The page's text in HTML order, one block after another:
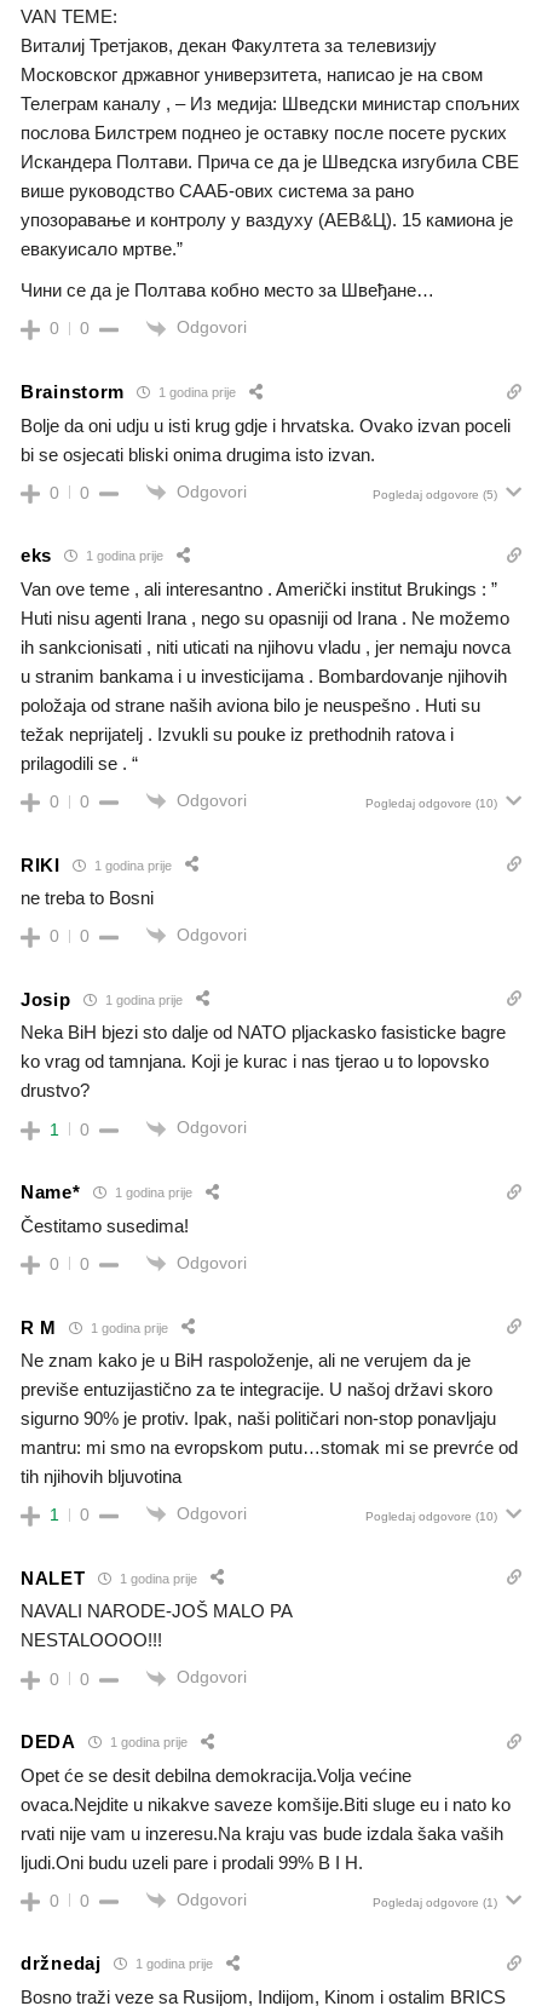
VAN TEME:
Виталиј Третјаков, декан Факултета за телевизију
Московског државног универзитета, написао је на свом
Телеграм каналу , – Из медија: Шведски министар спољних
послова Билстрем поднео је оставку после посете руских
Искандера Полтави. Прича се да је Шведска изгубила СВЕ
више руководство СААБ-ових система за рано
упозоравање и контролу у ваздуху (АЕВ&Ц). 15 камиона је
евакуисало мртве.”
Чини се да је Полтава кобно место за Швеђане…
0 0 Odgovori
Brainstorm 1 godina prije
Bolje da oni udju u isti krug gdje i hrvatska. Ovako izvan poceli
bi se osjecati bliski onima drugima isto izvan.
0 0 Odgovori Pogledaj odgovore (5)
eks 1 godina prije
Van ove teme , ali interesantno . Američki institut Brukings : ”
Huti nisu agenti Irana , nego su opasniji od Irana . Ne možemo
ih sankcionisati , niti uticati na njihovu vladu , jer nemaju novca
u stranim bankama i u investicijama . Bombardovanje njihovih
položaja od strane naših aviona bilo je neuspešno . Huti su
težak neprijatelj . Izvukli su pouke iz prethodnih ratova i
prilagodili se . “
0 0 Odgovori Pogledaj odgovore (10)
RIKI 1 godina prije
ne treba to Bosni
0 0 Odgovori
Josip 1 godina prije
Neka BiH bjezi sto dalje od NATO pljackasko fasisticke bagre
ko vrag od tamnjana. Koji je kurac i nas tjerao u to lopovsko
drustvo?
1 0 Odgovori
Name* 1 godina prije
Čestitamo susedima!
0 0 Odgovori
R M 1 godina prije
Ne znam kako je u BiH raspoloženje, ali ne verujem da je
previše entuzijastično za te integracije. U našoj državi skoro
sigurno 90% je protiv. Ipak, naši političari non-stop ponavljaju
mantru: mi smo na evropskom putu…stomak mi se prevrće od
tih njihovih bljuvotina
1 0 Odgovori Pogledaj odgovore (10)
NALET 1 godina prije
NAVALI NARODE-JOŠ MALO PA
NESTALOOOO!!!
0 0 Odgovori
DEDA 1 godina prije
Opet će se desit debilna demokracija.Volja većine
ovaca.Nejdite u nikakve saveze komšije.Biti sluge eu i nato ko
rvati nije vam u inzeresu.Na kraju vas bude izdala šaka vaših
ljudi.Oni budu uzeli pare i prodali 99% B I H.
0 0 Odgovori Pogledaj odgovore (1)
držnedaj 1 godina prije
Bosno traži veze sa Rusijom, Indijom, Kinom i ostalim BRICS